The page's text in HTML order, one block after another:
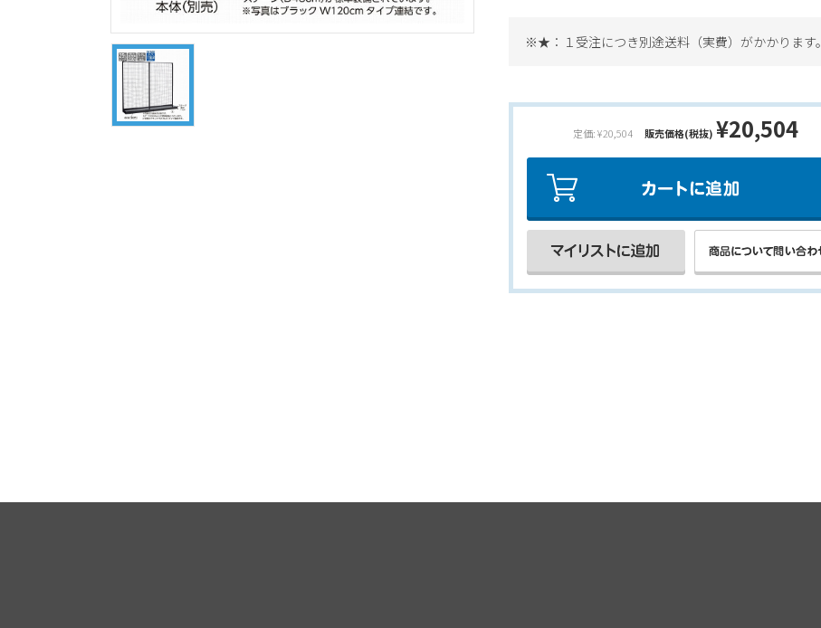
※★：１受注につき別途送料（実費）がかかります。
定価: ¥20,504 販売価格(税抜) ¥20,504